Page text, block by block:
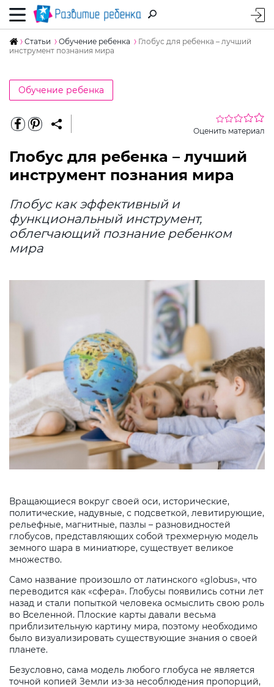
Статьи Обучение ребенка
Глобус для ребенка – лучший
инструмент познания мира
Обучение ребенка
Оценить материал
Глобус для ребенка – лучший
инструмент познания мира
Глобус как эффективный и
функциональный инструмент,
облегчающий познание ребенком
мира
Вращающиеся вокруг своей оси, исторические,
политические, надувные, с подсветкой, левитирующие,
рельефные, магнитные, пазлы – разновидностей
глобусов, представляющих собой трехмерную модель
земного шара в миниатюре, существует великое
множество.
Само название произошло от латинского «globus», что
переводится как «сфера». Глобусы появились сотни лет
назад и стали попыткой человека осмыслить свою роль
во Вселенной. Плоские карты давали весьма
приблизительную картину мира, поэтому необходимо
было визуализировать существующие знания о своей
планете.
Безусловно, сама модель любого глобуса не является
точной копией Земли из-за несоблюдения пропорций,